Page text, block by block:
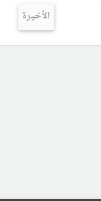
الأخيرة